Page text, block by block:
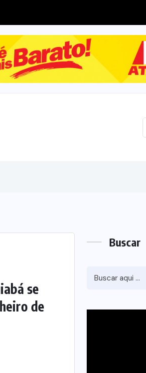
se
de
Buscar